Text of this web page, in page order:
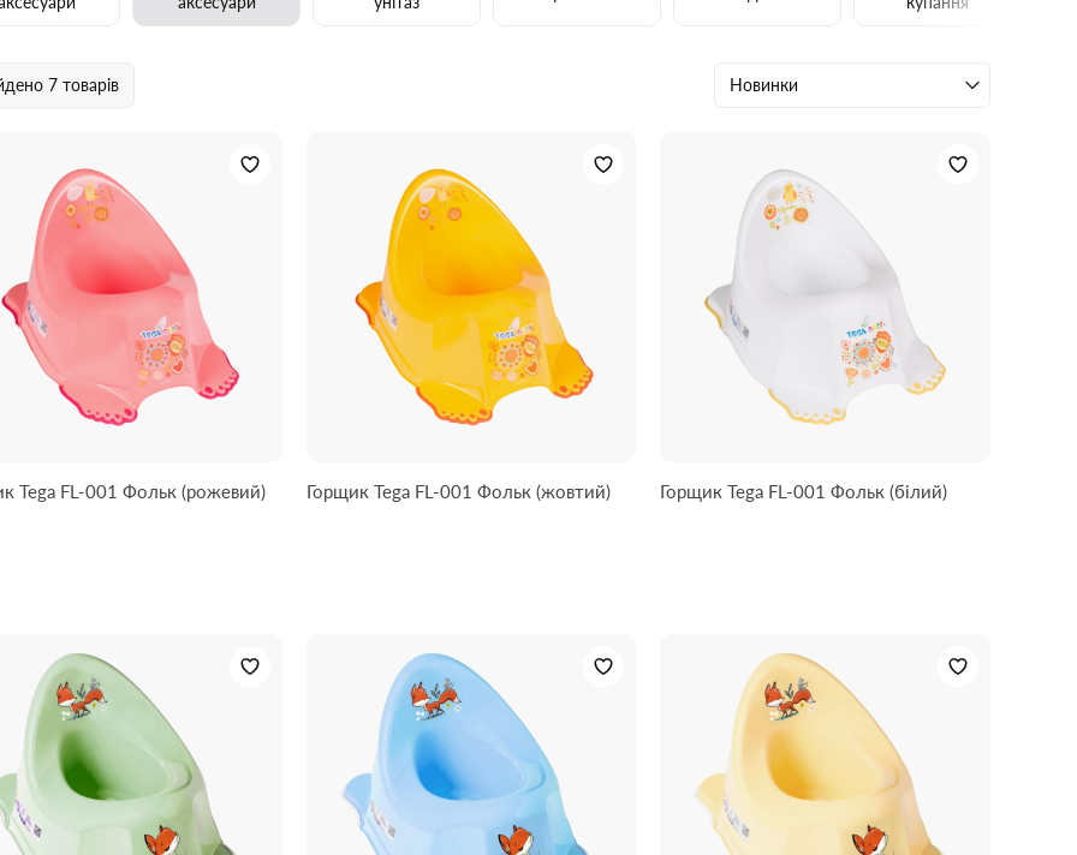
7 товарів Новинки
Tega FL-001 Фольк (рожевий) Горщик Tega FL-001 Фольк (жовтий) Горщик Tega FL-001 Фольк (білий)